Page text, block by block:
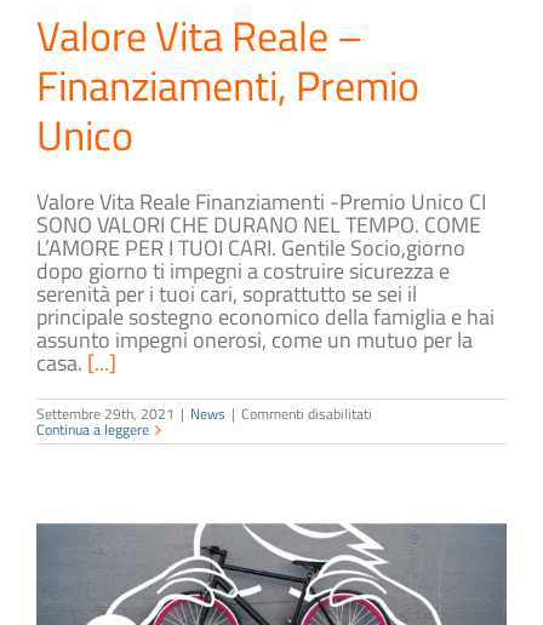
Valore Vita Reale –
Finanziamenti, Premio
Unico
Valore Vita Reale Finanziamenti -Premio Unico CI
SONO VALORI CHE DURANO NEL TEMPO. COME
L’AMORE PER I TUOI CARI. Gentile Socio,giorno
dopo giorno ti impegni a costruire sicurezza e
serenità per i tuoi cari, soprattutto se sei il
principale sostegno economico della famiglia e hai
assunto impegni onerosi, come un mutuo per la
casa. [...]
Settembre 29th, 2021 | News | Commenti disabilitati
Vita
Unico
Continua a leggere